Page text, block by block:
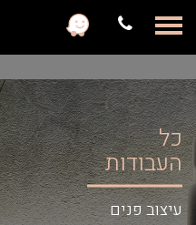
כל
העבודות
עיצוב פנים